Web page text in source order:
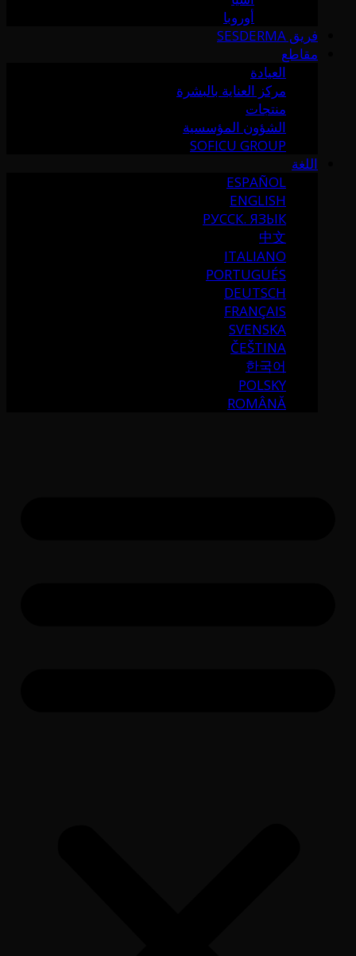
أوروبا
فريق SESDERMA
مقاطع
العيادة
مركز العناية بالبشرة
منتجات
الشؤون المؤسسية
SOFICU GROUP
اللغة
ESPAÑOL
ENGLISH
РУССК. ЯЗЫК
中文
ITALIANO
PORTUGUÉS
DEUTSCH
FRANÇAIS
SVENSKA
ČEŠTINA
한국어
POLSKY
ROMÂNĂ